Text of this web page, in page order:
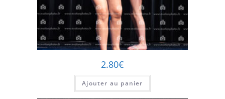
2.80€
Ajouter au panier